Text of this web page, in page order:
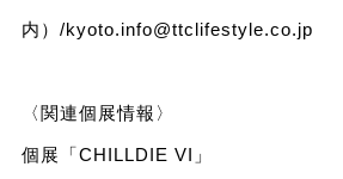
内）/kyoto.info@ttclifestyle.co.jp
〈関連個展情報〉
個展「CHILLDIE VI」